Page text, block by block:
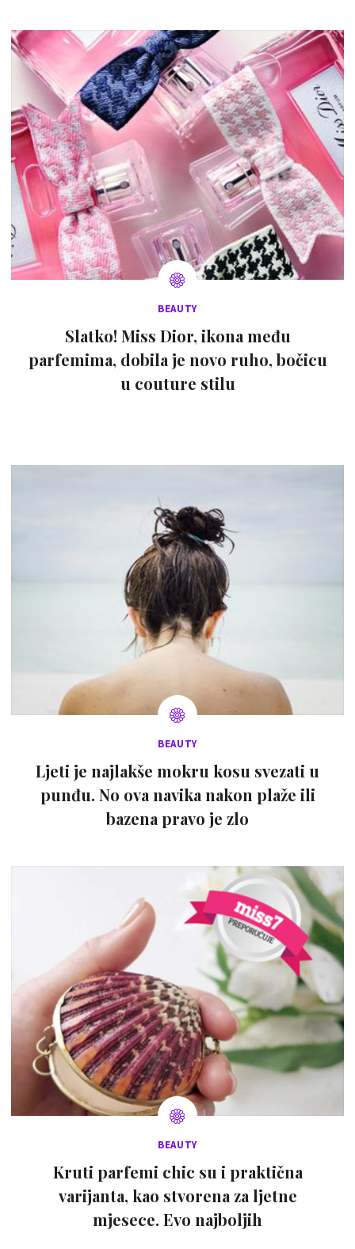
BEAUTY
Slatko! Miss Dior, ikona među
parfemima, dobila je novo ruho, bočicu
u couture stilu
BEAUTY
Ljeti je najlakše mokru kosu svezati u
punđu. No ova navika nakon plaže ili
bazena pravo je zlo
BEAUTY
Kruti parfemi chic su i praktična
varijanta, kao stvorena za ljetne
mjesece. Evo najboljih